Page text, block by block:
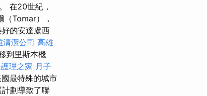
在20世紀，
Tomar），
的安達盧西
清潔公司 高雄
到里斯本機
理之家 月子
最特殊的城市
劃導致了聯